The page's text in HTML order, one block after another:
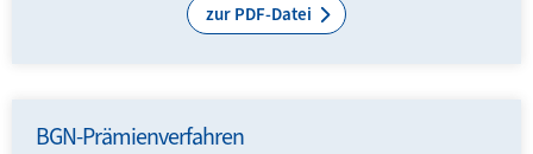
zur PDF-Datei
BGN-Prämienverfahren